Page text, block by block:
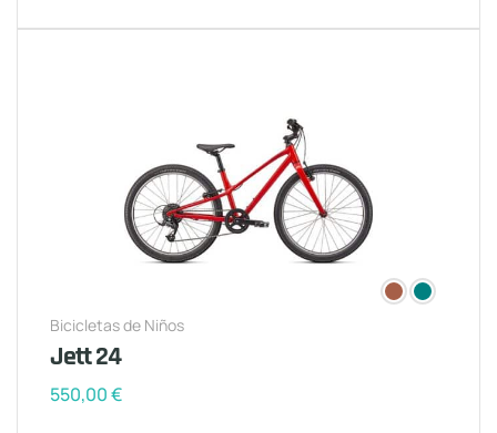
Bicicletas de Niños
Jett 24
550,00€